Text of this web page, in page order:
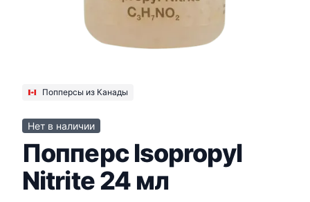
Попперсы из Канады
Нет в наличии
Попперс Isopropyl
Nitrite 24 мл